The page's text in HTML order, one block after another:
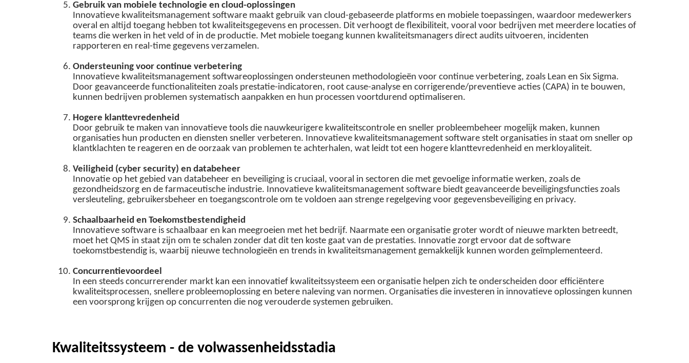
Gebruik van mobiele technologie en cloud-oplossingen
Innovatieve kwaliteitsmanagement software maakt gebruik van cloud-gebaseerde platforms en mobiele toepassingen, waardoor medewerkers
overal en altijd toegang hebben tot kwaliteitsgegevens en processen. Dit verhoogt de flexibiliteit, vooral voor bedrijven met meerdere locaties of
teams die werken in het veld of in de productie. Met mobiele toegang kunnen kwaliteitsmanagers direct audits uitvoeren, incidenten
rapporteren en real-time gegevens verzamelen.
Ondersteuning voor continue verbetering
Innovatieve kwaliteitsmanagement softwareoplossingen ondersteunen methodologieën voor continue verbetering, zoals Lean en Six Sigma.
Door geavanceerde functionaliteiten zoals prestatie-indicatoren, root cause-analyse en corrigerende/preventieve acties (CAPA) in te bouwen,
kunnen bedrijven problemen systematisch aanpakken en hun processen voortdurend optimaliseren.
Hogere klanttevredenheid
Door gebruik te maken van innovatieve tools die nauwkeurigere kwaliteitscontrole en sneller probleembeheer mogelijk maken, kunnen
organisaties hun producten en diensten sneller verbeteren. Innovatieve kwaliteitsmanagement software stelt organisaties in staat om sneller op
klantklachten te reageren en de oorzaak van problemen te achterhalen, wat leidt tot een hogere klanttevredenheid en merkloyaliteit.
Veiligheid (cyber security) en databeheer
Innovatie op het gebied van databeheer en beveiliging is cruciaal, vooral in sectoren die met gevoelige informatie werken, zoals de
gezondheidszorg en de farmaceutische industrie. Innovatieve kwaliteitsmanagement software biedt geavanceerde beveiligingsfuncties zoals
versleuteling, gebruikersbeheer en toegangscontrole om te voldoen aan strenge regelgeving voor gegevensbeveiliging en privacy.
Schaalbaarheid en Toekomstbestendigheid
Innovatieve software is schaalbaar en kan meegroeien met het bedrijf. Naarmate een organisatie groter wordt of nieuwe markten betreedt,
moet het QMS in staat zijn om te schalen zonder dat dit ten koste gaat van de prestaties. Innovatie zorgt ervoor dat de software
toekomstbestendig is, waarbij nieuwe technologieën en trends in kwaliteitsmanagement gemakkelijk kunnen worden geïmplementeerd.
Concurrentievoordeel
In een steeds concurrerender markt kan een innovatief kwaliteitssysteem een organisatie helpen zich te onderscheiden door efficiëntere
kwaliteitsprocessen, snellere probleemoplossing en betere naleving van normen. Organisaties die investeren in innovatieve oplossingen kunnen
een voorsprong krijgen op concurrenten die nog verouderde systemen gebruiken.
Kwaliteitssysteem - de volwassenheidsstadia